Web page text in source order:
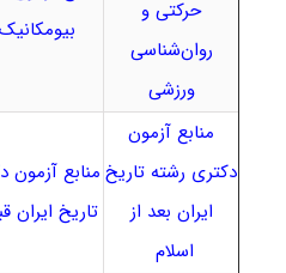
حرکتی و
روان‌شناسی
ورزشی
منابع آزمون
دکتری رشته تاریخ
ایران بعد از
اسلام
منابع آزمون
تاریخ ایران